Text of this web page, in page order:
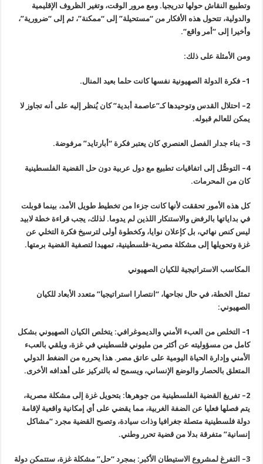
وتطبيع النقاش حولها تدريجيا. ومع مرور الوقت، وتغير الظروف الإقليمية
والدولية، تتحول هذه الأفكار من “مستحيلة” إلى “ممكنة”، ثم إلى “ضرورية”،
وأخيرا إلى “أمر واقع“.
ومن الأمثلة على ذلك:
1
–فكرة الدولة الصهيونية نفسها كانت حلما بعيد المنال.
2
– احتلال القدس وتوحيدها كـ”عاصمة أبدية” كان يُنظر إليه على أنه تجاوز لا
يمكن للعالم قبوله.
3
– بناء جدار الفصل العنصري كان يعتبر فكرة “أبارتايد” مرفوضة.
4
– التوصُّل إلى اتفاقيات تطبيع مع دول عربية دون حل القضية الفلسطينية
كان من المحرمات.
كل هذه الأمور تحققت لأنها كانت جزءا من تخطيط طويل الأمد، بينما قوبلت
في بداياتها بالرفض والاستنكار اللذين لم يدوما. لذلك، يجب قراءة خطة لابيد
ليس كنص نهائي، بل كإعلان نوايا، وكخطوة أولى لترسيخ فكرة التخلي عن
غزة وتحويلها إلى مشكلة مصرية-فلسطينية، تمهيدا لتصفية القضية برمتها.
المكاسب الاستراتيجية للكيان الصهيوني
تمثل الخطة، في حال نجاحها، “انتصارا استراتيجيا” متعدد الأبعاد للكيان
الصهيوني:
1
– التخلص من العبء الأمني والديموغرافي: يتخلص الكيان الصهيوني بشكل
كامل من مسؤوليته عن أكثر من مليوني فلسطيني في غزة، ويلقي بالعبء
الأمني وإدارة الحياة اليومية على عاتق مصر. هذا يحرره من الضغط الدولي
المتعلق بالحصار والوضع الإنساني، ويسمح له بالتركيز على أهدافه الأخرى.
2
–تفريغ القضية الفلسطينية من جوهرها: بتحويل غزة إلى مشكلة مصرية،
يتم فصلها فعليا عن الضفة الغربية، مما يقضي على أي إمكانية واقعية لإقامة
دولة فلسطينية متصلة جغرافيا وذات سيادة، وتصبح القضية مجرد “مشاكل
إنسانية” متفرقة بدلا من قضية تحرر وطني.
3
– التفرغ لمشروع الاستيطان الأكبر: بمجرد “حل” مشكلة غزة، ستتمكن دولة